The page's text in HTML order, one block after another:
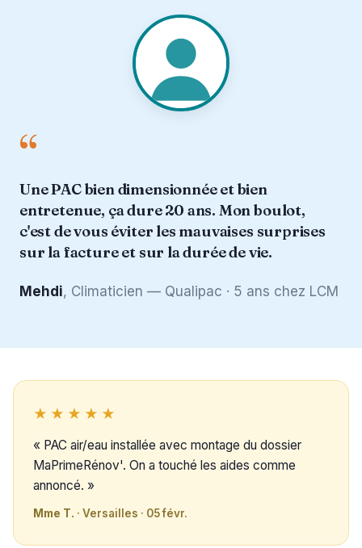
“
Une PAC bien dimensionnée et bien
entretenue, ça dure 20 ans. Mon boulot,
c'est de vous éviter les mauvaises surprises
sur la facture et sur la durée de vie.
Mehdi, Climaticien — Qualipac · 5 ans chez LCM
★★★★★
« PAC air/eau installée avec montage du dossier
MaPrimeRénov'. On a touché les aides comme
annoncé. »
Mme T. · Versailles · 05 févr.